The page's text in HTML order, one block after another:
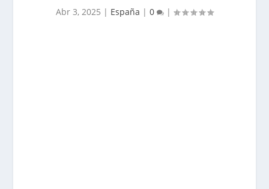
Abr 3, 2025 | España | 0 |